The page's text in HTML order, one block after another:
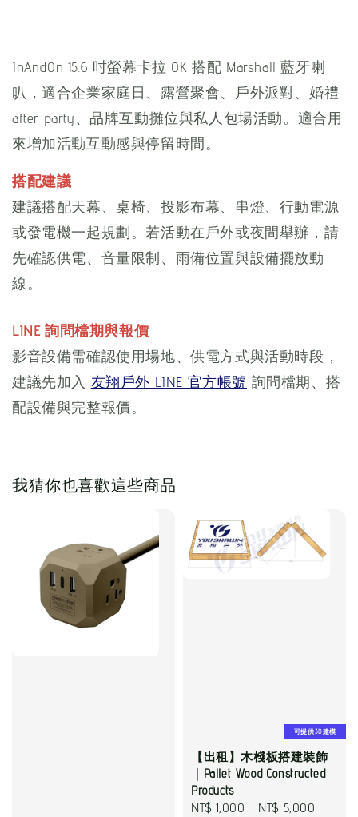
InAndOn 15.6 吋螢幕卡拉 OK 搭配 Marshall 藍牙喇
叭，適合企業家庭日、露營聚會、戶外派對、婚禮
after party、品牌互動攤位與私人包場活動。適合用
來增加活動互動感與停留時間。
搭配建議
建議搭配天幕、桌椅、投影布幕、串燈、行動電源
或發電機一起規劃。若活動在戶外或夜間舉辦，請
先確認供電、音量限制、雨備位置與設備擺放動
線。
LINE 詢問檔期與報價
影音設備需確認使用場地、供電方式與活動時段，
建議先加入 友翔戶外 LINE 官方帳號 詢問檔期、搭
配設備與完整報價。
我猜你也喜歡這些商品
可提供3D建模
【出租】木棧板搭建裝飾
｜Pallet Wood Constructed
Products
Regular
NT$ 1,000 - NT$ 5,000